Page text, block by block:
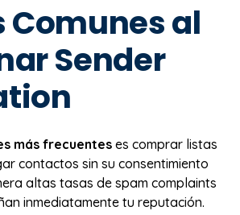
Comunes al
Sender
más frecuentes es comprar listas
contactos sin su consentimiento
altas tasas de spam complaints
inmediatamente tu reputación.